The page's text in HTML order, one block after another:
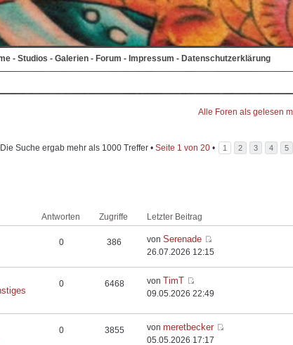
- Studios - Galerien - Forum - Impressum - Datenschutzerklärung
Alle Foren als gelesen
Die Suche ergab mehr als 1000 Treffer • Seite 1 von 20 • 1 2 3 4 5
Antworten Zugriffe Letzter Beitrag
0 386 vonSerenade
26.07.2026 12:15
0 6468 von TimT
09.05.2026 22:49
0 3855 vonmeretbecker
05.05.2026 17:17